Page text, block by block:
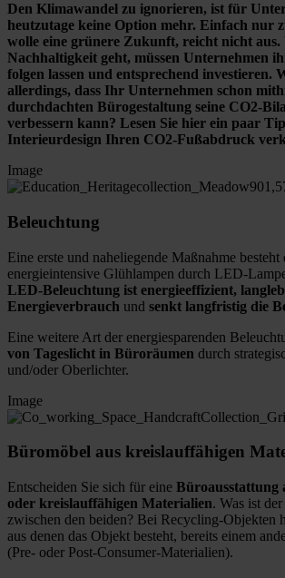
Den Klimawandel zu ignorieren, ist für
heutzutage keine Option mehr. Einfach nur
wolle eine grünere Zukunft, reicht nicht aus.
Nachhaltigkeit geht, müssen Unternehmen
folgen lassen und entsprechend investieren.
allerdings, dass Ihr Unternehmen schon
durchdachten Bürogestaltung seine CO2-
verbessern kann? Lesen Sie hier ein paar
Interieurdesign Ihren CO2-Fußabdruck
Image
Beleuchtung
Eine erste und naheliegende Maßnahme besteht
energieintensive Glühlampen durch LED-
LED-Beleuchtung ist energieeffizient,
Energieverbrauch und senkt langfristig die
Eine weitere Art der energiesparenden
von Tageslicht in Büroräumen durch
und/oder Oberlichter.
Image
Büromöbel aus kreislauffähigen
Entscheiden Sie sich für eine Büroausstattung
oder kreislauffähigen Materialien. Was ist
zwischen den beiden? Bei Recycling-Objekten
aus denen das Objekt besteht, bereits einem
(Pre- oder Post-Consumer-Materialien).